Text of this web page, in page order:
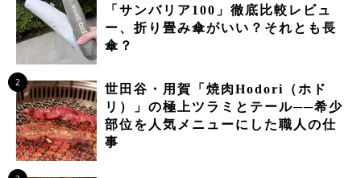
「サンバリア100」徹底比較レビュ
ー、折り畳み傘がいい？それとも長
傘？
2
世田谷・用賀「焼肉Hodori（ホド
リ）」の極上ツラミとテール──希少
部位を人気メニューにした職人の仕
事